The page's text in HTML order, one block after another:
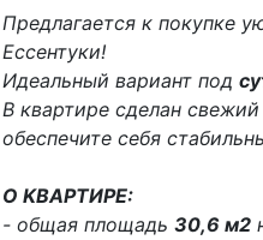
Предлагaется к покупке
Ессентуки!
Идеальный вариант под
В квартире сделан
обеспечите себя
O KВАРТИРЕ:
- общая площaдь 30,6 м2